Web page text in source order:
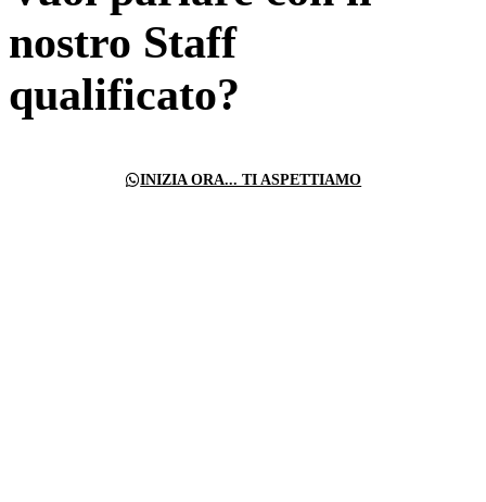
nostro Staff
qualificato?
INIZIA ORA... TI ASPETTIAMO